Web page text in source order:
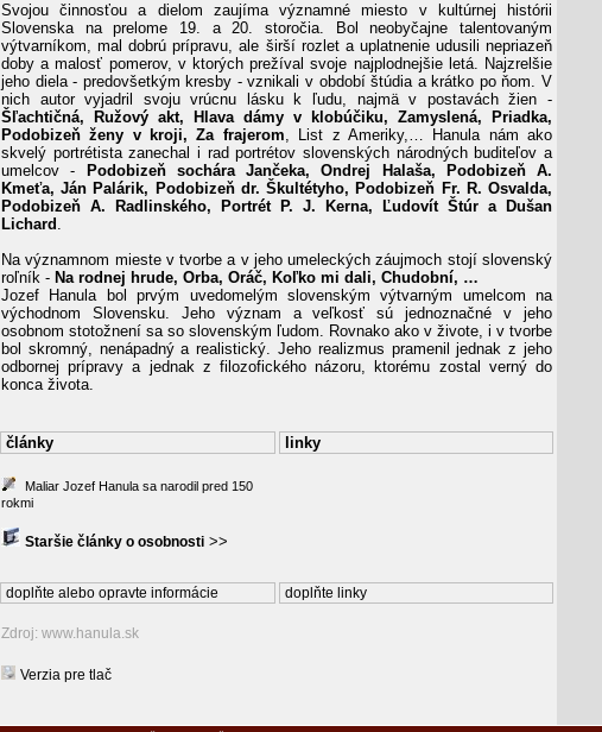
Svojou činnosťou a dielom zaujíma významné miesto v kultúrnej histórii
Slovenska na prelome 19. a 20. storočia. Bol neobyčajne talentovaným
výtvarníkom, mal dobrú prípravu, ale širší rozlet a uplatnenie udusili nepriazeň
doby a malosť pomerov, v ktorých prežíval svoje najplodnejšie letá. Najzrelšie
jeho diela - predovšetkým kresby - vznikali v období štúdia a krátko po ňom. V
nich autor vyjadril svoju vrúcnu lásku k ľudu, najmä v postavách žien -
Šľachtičná, Ružový akt, Hlava dámy v klobúčiku, Zamyslená, Priadka,
Podobizeň ženy v kroji, Za frajerom, List z Ameriky,… Hanula nám ako
skvelý portrétista zanechal i rad portrétov slovenských národných buditeľov a
umelcov - Podobizeň sochára Jančeka, Ondrej Halaša, Podobizeň A.
Kmeťa, Ján Palárik, Podobizeň dr. Škultétyho, Podobizeň Fr. R. Osvalda,
Podobizeň A. Radlinského, Portrét P. J. Kerna, Ľudovít Štúr a Dušan
Lichard .
Na významnom mieste v tvorbe a v jeho umeleckých záujmoch stojí slovenský
roľník - Na rodnej hrude, Orba, Oráč, Koľko mi dali, Chudobní, …
Jozef Hanula bol prvým uvedomelým slovenským výtvarným umelcom na
východnom Slovensku. Jeho význam a veľkosť sú jednoznačné v jeho
osobnom stotožnení sa so slovenským ľudom. Rovnako ako v živote, i v tvorbe
bol skromný, nenápadný a realistický. Jeho realizmus pramenil jednak z jeho
odbornej prípravy a jednak z filozofického názoru, ktorému zostal verný do
konca života.
články linky
Maliar Jozef Hanula sa narodil pred 150
rokmi
Staršie články o osobnosti >>
doplňte alebo opravte informácie doplňte linky
Zdroj: www.hanula.sk
Verzia pre tlač